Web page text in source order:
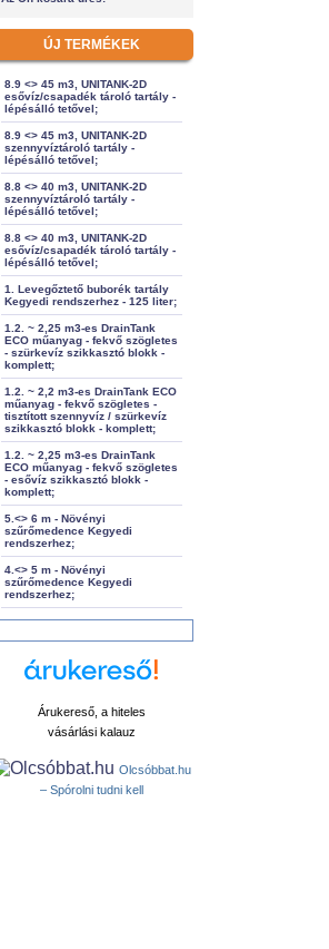
ÚJ TERMÉKEK
8.9 <> 45 m3, UNITANK-2D
esővíz/csapadék tároló tartály -
lépésálló tetővel;
8.9 <> 45 m3, UNITANK-2D
szennyvíztároló tartály -
lépésálló tetővel;
8.8 <> 40 m3, UNITANK-2D
szennyvíztároló tartály -
lépésálló tetővel;
8.8 <> 40 m3, UNITANK-2D
esővíz/csapadék tároló tartály -
lépésálló tetővel;
1. Levegőztető buborék tartály
Kegyedi rendszerhez - 125 liter;
1.2. ~ 2,25 m3-es DrainTank
ECO műanyag - fekvő szögletes
- szürkevíz szikkasztó blokk -
komplett;
1.2. ~ 2,2 m3-es DrainTank ECO
műanyag - fekvő szögletes -
tisztított szennyvíz / szürkevíz
szikkasztó blokk - komplett;
1.2. ~ 2,25 m3-es DrainTank
ECO műanyag - fekvő szögletes
- esővíz szikkasztó blokk -
komplett;
5.<> 6 m - Növényi
szűrőmedence Kegyedi
rendszerhez;
4.<> 5 m - Növényi
szűrőmedence Kegyedi
rendszerhez;
Árukereső, a hiteles
vásárlási kalauz
Olcsóbbat.hu
– Spórolni tudni kell